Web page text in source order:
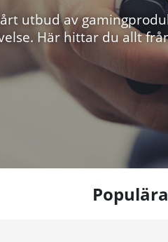
utbud av
Här hittar du allt